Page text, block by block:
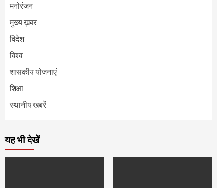
मनोरंजन
मुख्य ख़बर
विदेश
विश्व
शासकीय योजनाएं
शिक्षा
स्थानीय खबरें
यह भी देखें